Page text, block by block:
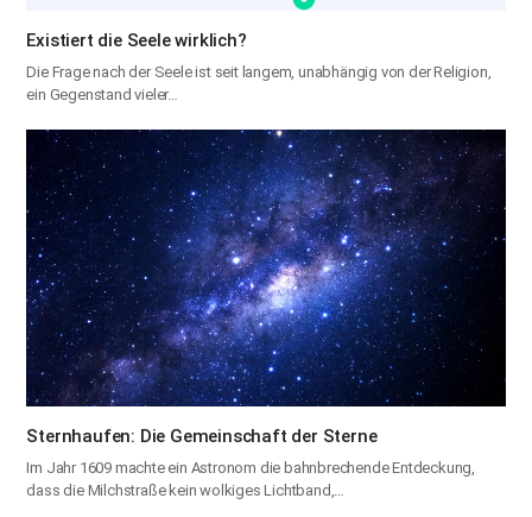
Existiert die Seele wirklich?
Die Frage nach der Seele ist seit langem, unabhängig von der Religion,
ein Gegenstand vieler…
Sternhaufen: Die Gemeinschaft der Sterne
Im Jahr 1609 machte ein Astronom die bahnbrechende Entdeckung,
dass die Milchstraße kein wolkiges Lichtband,…